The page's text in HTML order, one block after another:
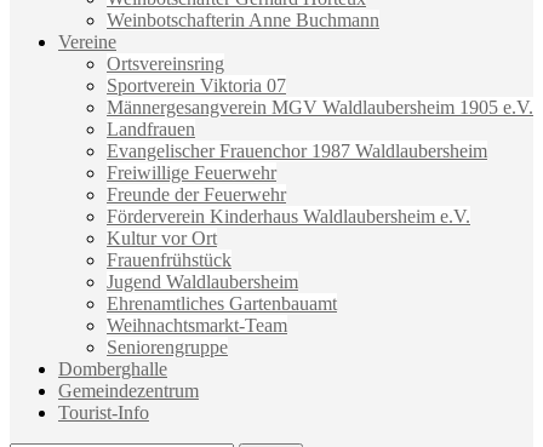
Weinbotschafterin Anne Buchmann
Vereine
Ortsvereinsring
Sportverein Viktoria 07
Männergesangverein MGV Waldlaubersheim 1905 e.V.
Landfrauen
Evangelischer Frauenchor 1987 Waldlaubersheim
Freiwillige Feuerwehr
Freunde der Feuerwehr
Förderverein Kinderhaus Waldlaubersheim e.V.
Kultur vor Ort
Frauenfrühstück
Jugend Waldlaubersheim
Ehrenamtliches Gartenbauamt
Weihnachtsmarkt-Team
Seniorengruppe
Domberghalle
Gemeindezentrum
Tourist-Info